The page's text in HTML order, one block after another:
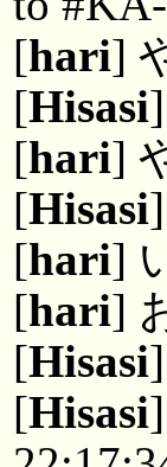
[hari]
[Hisasi
[hari]
[Hisasi
[hari]
[hari]
[Hisasi
[Hisasi